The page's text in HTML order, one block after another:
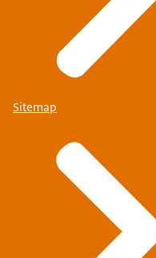
Sitemap